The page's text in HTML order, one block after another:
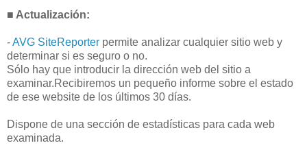
■ Actualización:
-AVG SiteReporter permite analizar cualquier sitio web y
determinar si es seguro o no.
Sólo hay que introducir la dirección web del sitio a
examinar.Recibiremos un pequeño informe sobre el estado
de ese website de los últimos 30 días.
Dispone de una sección de estadísticas para cada web
examinada.